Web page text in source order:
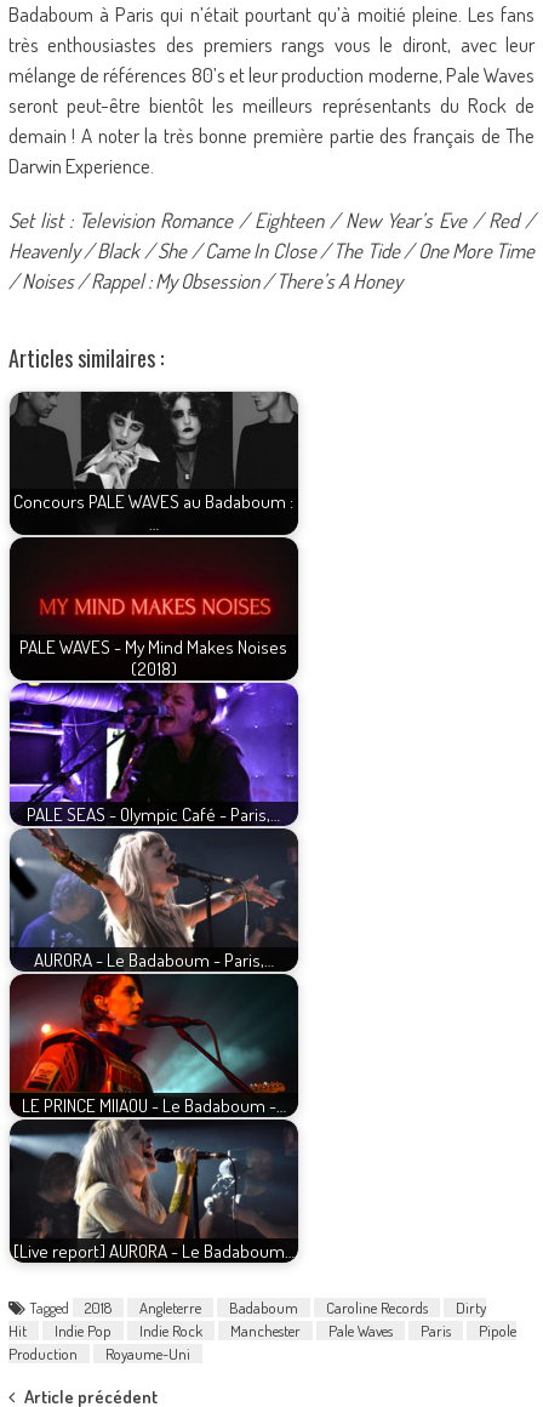
Badaboum à Paris qui n’était pourtant qu’à moitié pleine. Les fans
très enthousiastes des premiers rangs vous le diront, avec leur
mélange de références 80’s et leur production moderne, Pale Waves
seront peut-être bientôt les meilleurs représentants du Rock de
demain ! A noter la très bonne première partie des français de The
Darwin Experience.
Set list : Television Romance / Eighteen / New Year’s Eve / Red /
Heavenly / Black / She / Came In Close / The Tide / One More Time
/ Noises / Rappel : My Obsession / There’s A Honey
Articles similaires :
Concours PALE WAVES au Badaboum :
…
PALE WAVES - My Mind Makes Noises
(2018)
PALE SEAS - Olympic Café - Paris,…
AURORA - Le Badaboum - Paris,…
LE PRINCE MIIAOU - Le Badaboum -…
[Live report] AURORA - Le Badaboum…
Tagged 2018 Angleterre Badaboum Caroline Records
Dirty
Hit
Indie Pop Indie Rock Manchester Pale Waves Paris
Pipole
Production
Royaume-Uni
Article précédent